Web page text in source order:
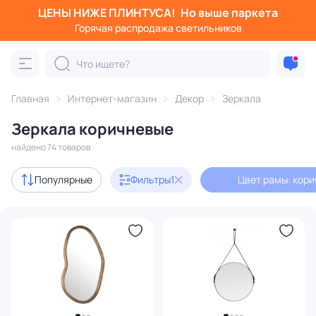
ЦЕНЫ НИЖЕ ПЛИНТУСА! Но выше паркета
Горячая распродажа светильников
Главная Интернет-магазин Декор Зеркала
Зеркала коричневые
найдено 74 товаров
Популярные Фильтры1 Цвет рамы:
Фильтры
Категория:
в раме напольные зеркальные панно
Акции 10
Доставка